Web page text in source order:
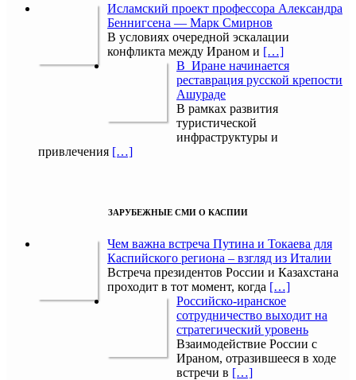
Исламский проект профессора Александра
Беннигсена — Марк Смирнов
В условиях очередной эскалации
конфликта между Ираном и […]
В Иране начинается
реставрация русской крепости
Ашураде
В рамках развития
туристической
инфраструктуры и
привлечения […]
ЗАРУБЕЖНЫЕ СМИ О КАСПИИ
Чем важна встреча Путина и Токаева для
Каспийского региона – взгляд из Италии
Встреча президентов России и Казахстана
проходит в тот момент, когда […]
Российско-иранское
сотрудничество выходит на
стратегический уровень
Взаимодействие России с
Ираном, отразившееся в ходе
встречи в […]